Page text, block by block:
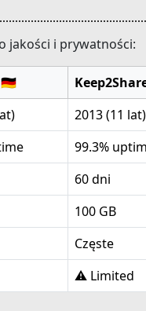
jakości i prywatności:
2013 (11 lat)
99.3%
60 dni
100 GB
Częste
⚠️ Limited